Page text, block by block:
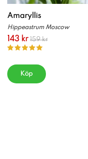
Amaryllis
Hippeastrum Moscow
143 kr 159 kr
Köp